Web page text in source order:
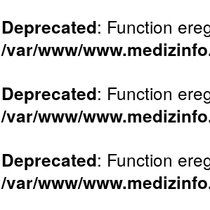
Deprecated: Function
/var/www/
Deprecated: Function
/var/www/
Deprecated: Function
/var/www/